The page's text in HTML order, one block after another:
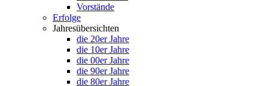
Vorstände
Erfolge
Jahresübersichten
die 20er Jahre
die 10er Jahre
die 00er Jahre
die 90er Jahre
die 80er Jahre